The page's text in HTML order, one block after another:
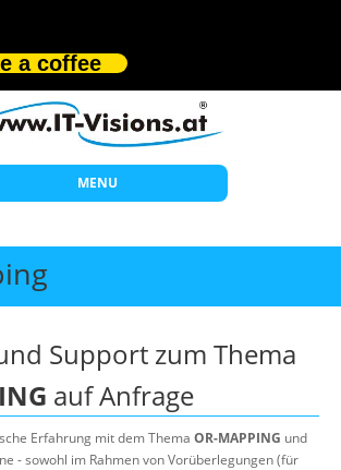
a coffee
MENU
Schulungen
Offene Seminare
Support zum Thema
auf Anfrage
Erfahrung mit dem Thema OR-MAPPING und
- sowohl im Rahmen von Vorüberlegungen (für